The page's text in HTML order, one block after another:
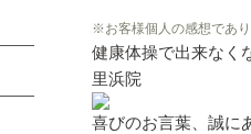
※お客様個人の感想であり
健康体操で出来なく
里浜院
喜びのお言葉、誠に